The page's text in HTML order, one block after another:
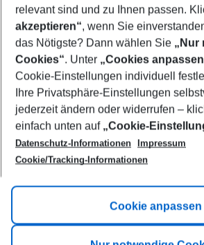
Show more filter
Footer
Footer navigation
Title A
Link A
relevant sind und zu Ihnen passen.
akzeptieren“, wenn Sie
das Nötigste? Dann wählen Sie „Nur
Cookies“. Unter „Cookies
Cookie-Einstellungen individuell
Ihre Privatsphäre-Einstellungen
jederzeit ändern oder widerrufen –
einfach unten auf „Cookie-
Datenschutz-Informationen
Impressum
Cookie/Tracking-Informationen
Cookie anpassen